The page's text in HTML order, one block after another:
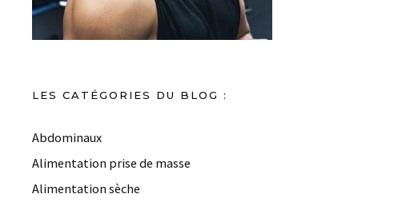
LES CATÉGORIES DU BLOG :
Abdominaux
Alimentation prise de masse
Alimentation sèche